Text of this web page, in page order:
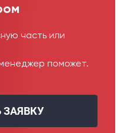
часть или
поможет.
ЗАЯВКУ